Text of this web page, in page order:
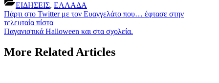
ΕΙΔΗΣΕΙΣ, ΕΛΛΑΔΑ
Post
navigation
Previous
Post:
Πάρτι στο Twitter με τον Ευαγγελάτο που… έφτασε στην
τελευταία πίστα
Next
Παγανιστικά Halloween και στα σχολεία.
More Related Articles